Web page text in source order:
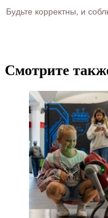
Будьте корректны, и
Смотрите